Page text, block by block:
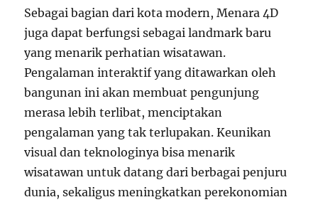
Sebagai bagian dari kota modern, Menara 4D
juga dapat berfungsi sebagai landmark baru
yang menarik perhatian wisatawan.
Pengalaman interaktif yang ditawarkan oleh
bangunan ini akan membuat pengunjung
merasa lebih terlibat, menciptakan
pengalaman yang tak terlupakan. Keunikan
visual dan teknologinya bisa menarik
wisatawan untuk datang dari berbagai penjuru
dunia, sekaligus meningkatkan perekonomian